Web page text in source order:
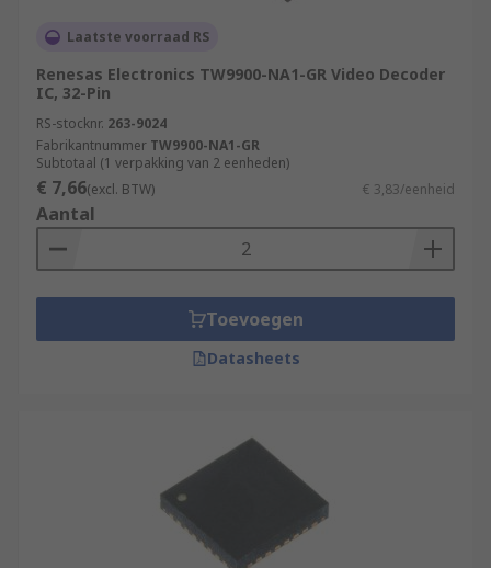
Laatste voorraad RS
Renesas Electronics TW9900-NA1-GR Video Decoder
IC, 32-Pin
RS-stocknr. 263-9024
Fabrikantnummer TW9900-NA1-GR
Subtotaal (1 verpakking van 2 eenheden)
€ 7,66(excl. BTW) € 3,83/eenheid
Aantal
Toevoegen
Datasheets